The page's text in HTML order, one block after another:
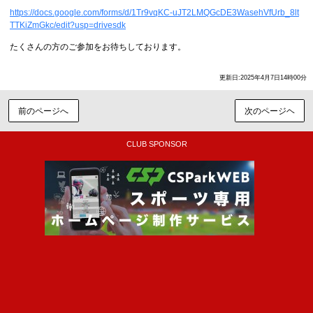
https://docs.google.com/forms/d/1Tr9vqKC-uJT2LMQGcDE3WasehVfUrb_8lt
TTKiZmGkc/edit?usp=drivesdk
たくさんの方のご参加をお待ちしております。
更新日:2025年4月7日14時00分
前のページへ 次のページヘ
CLUB SPONSOR